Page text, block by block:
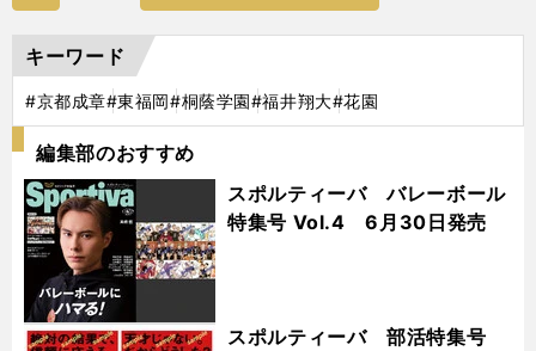
キーワード
#京都成章#東福岡#桐蔭学園#福井翔大#花園
編集部のおすすめ
スポルティーバ バレーボール
特集号 Vol.4 6月30日発売
スポルティーバ 部活特集号